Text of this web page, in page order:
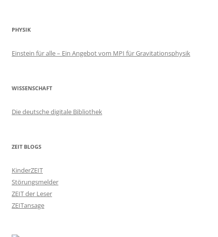
PHYSIK
Einstein für alle – Ein Angebot vom MPI für Gravitationsphysik
WISSENSCHAFT
Die deutsche digitale Bibliothek
ZEIT BLOGS
KinderZEIT
Störungsmelder
ZEIT der Leser
ZEITansage